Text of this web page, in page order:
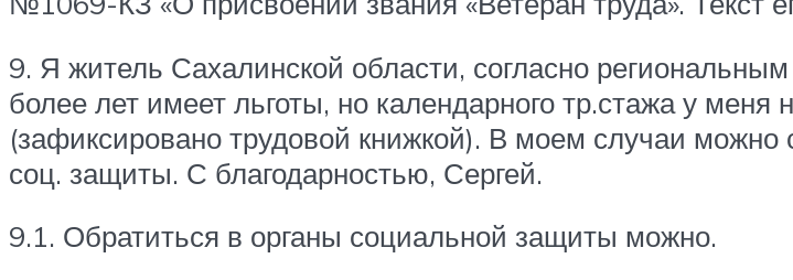
9. Я житель Сахалинской области, согласно
более лет имеет льготы, но календарного тр.стажа у меня
(зафиксировано трудовой книжкой). В моем случаи можно
соц. защиты. С благодарностью, Сергей.
9.1. Обратиться в органы социальной защиты можно.